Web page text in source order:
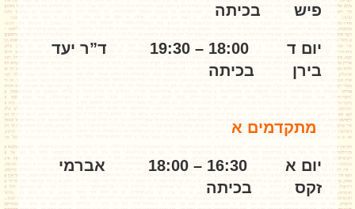
פיש בכיתה
יום ד 18:00 – 19:30 ד”ר יעד
בירן בכיתה
מתקדמים א
יום א 16:30 – 18:00 אברמי
זקס בכיתה